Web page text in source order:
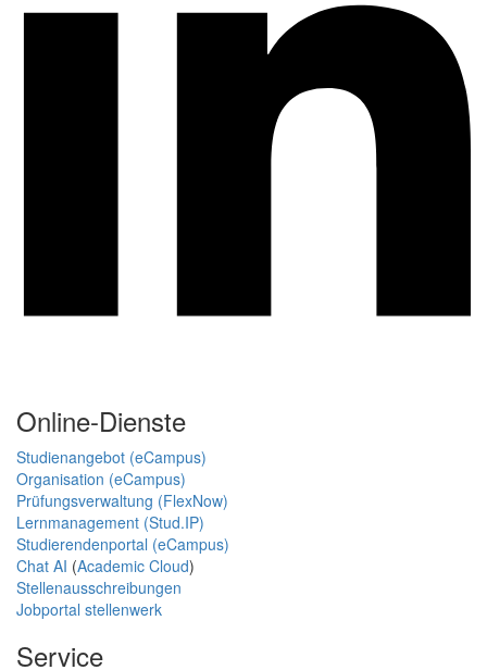
Online-Dienste
Studienangebot (eCampus)
Organisation (eCampus)
Prüfungsverwaltung (FlexNow)
Lernmanagement (Stud.IP)
Studierendenportal (eCampus)
Chat AI (Academic Cloud)
Stellenausschreibungen
Jobportal stellenwerk
Service